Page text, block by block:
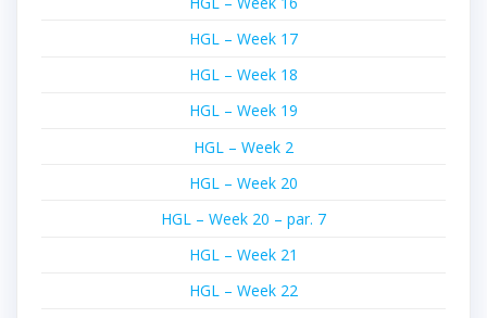
HGL – Week 17
HGL – Week 18
HGL – Week 19
HGL – Week 2
HGL – Week 20
HGL – Week 20 – par. 7
HGL – Week 21
HGL – Week 22